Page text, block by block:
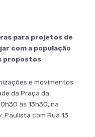
para projetos de
com a população
propostos
e movimentos
da Praça da
às 13h30, na
Paulista com Rua 13